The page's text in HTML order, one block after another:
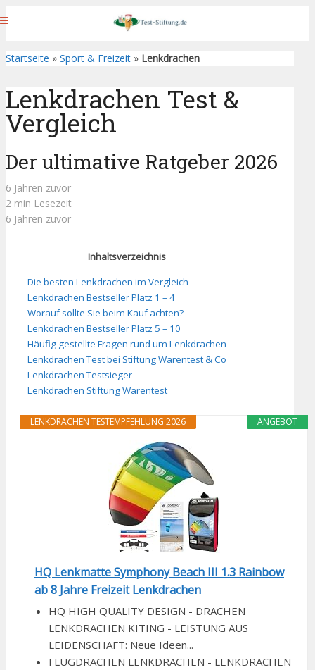
Startseite » Sport & Freizeit » Lenkdrachen
Lenkdrachen Test &
Vergleich
Der ultimative Ratgeber 2026
6 Jahren zuvor
2 min Lesezeit
6 Jahren zuvor
Inhaltsverzeichnis
Die besten Lenkdrachen im Vergleich
Lenkdrachen Bestseller Platz 1 – 4
Worauf sollte Sie beim Kauf achten?
Lenkdrachen Bestseller Platz 5 – 10
Häufig gestellte Fragen rund um Lenkdrachen
Lenkdrachen Test bei Stiftung Warentest & Co
Lenkdrachen Testsieger
Lenkdrachen Stiftung Warentest
ANGEBOT
LENKDRACHEN TESTEMPFEHLUNG 2026
HQ Lenkmatte Symphony Beach III 1.3 Rainbow
ab 8 Jahre Freizeit Lenkdrachen
HQ HIGH QUALITY DESIGN - DRACHEN
LENKDRACHEN KITING - LEISTUNG AUS
LEIDENSCHAFT: Neue Ideen...
FLUGDRACHEN LENKDRACHEN - LENKDRACHEN